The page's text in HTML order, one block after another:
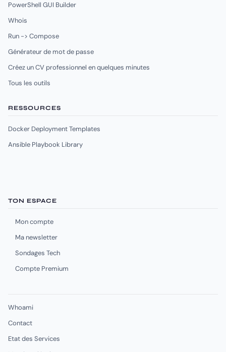
PowerShell GUI Builder
Whois
Run -> Compose
Générateur de mot de passe
Créez un CV professionnel en quelques minutes
Tous les outils
RESSOURCES
Docker Deployment Templates
Ansible Playbook Library
TON ESPACE
Mon compte
Ma newsletter
Sondages Tech
Compte Premium
Whoami
Contact
Etat des Services